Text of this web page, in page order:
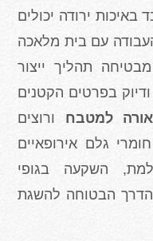
באיכות ירודה יכולים
עם בית מלאכה
מבטיחה תהליך ייצור
בפרטים הקטנים
למטבח ורוצים
גלם אירופאיים
השקעה בגופי
הדרך הבטוחה להשגת